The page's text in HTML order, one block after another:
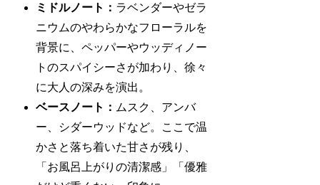
ミドルノート： ラベンダーやゼラ
ニウムのやわらかなフローラルを
背景に、ペッパーやウッディノー
トのスパイシーさが加わり、徐々
に大人の深みを演出。
ベースノート： ムスク、アンバ
ー、シダーウッドなど。ここで温
かさと落ち着いた甘さが残り、
「お風呂上がりの清潔感」「優雅